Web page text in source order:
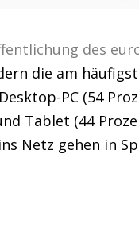
des
die am
PC (54
Tablet (44
Netz gehen in